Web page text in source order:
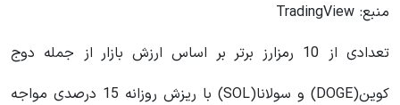
منبع: TradingView
تعدادی از 10 رمزارز برتر بر اساس ارزش بازار از جمله دوج
کوین(DOGE) و سولانا(SOL) با ریزش روزانه 15 درصدی مواجه